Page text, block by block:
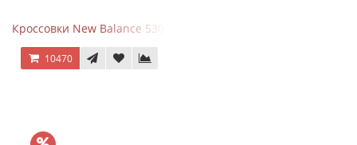
Кроссовки New Balance 530 Total White Silver
10470